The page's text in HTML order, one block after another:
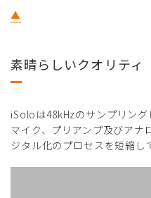
▲
素晴らしいクオリティ
iSoloは48kHzのサンプリン
マイク、プリアンプ及びア
ジタル化のプロセスを短縮し